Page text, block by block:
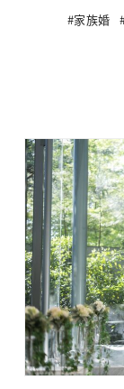
家族婚